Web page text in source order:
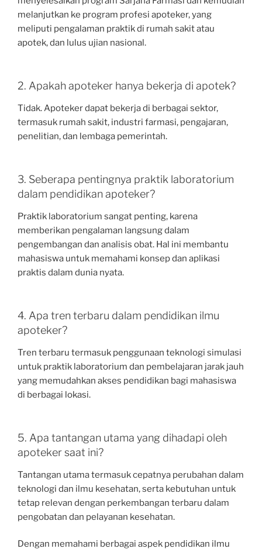
melanjutkan ke program profesi apoteker, yang
meliputi pengalaman praktik di rumah sakit atau
apotek, dan lulus ujian nasional.
2. Apakah apoteker hanya bekerja di apotek?
Tidak. Apoteker dapat bekerja di berbagai sektor,
termasuk rumah sakit, industri farmasi, pengajaran,
penelitian, dan lembaga pemerintah.
3. Seberapa pentingnya praktik laboratorium
dalam pendidikan apoteker?
Praktik laboratorium sangat penting, karena
memberikan pengalaman langsung dalam
pengembangan dan analisis obat. Hal ini membantu
mahasiswa untuk memahami konsep dan aplikasi
praktis dalam dunia nyata.
4. Apa tren terbaru dalam pendidikan ilmu
apoteker?
Tren terbaru termasuk penggunaan teknologi simulasi
untuk praktik laboratorium dan pembelajaran jarak jauh
yang memudahkan akses pendidikan bagi mahasiswa
di berbagai lokasi.
5. Apa tantangan utama yang dihadapi oleh
apoteker saat ini?
Tantangan utama termasuk cepatnya perubahan dalam
teknologi dan ilmu kesehatan, serta kebutuhan untuk
tetap relevan dengan perkembangan terbaru dalam
pengobatan dan pelayanan kesehatan.
Dengan memahami berbagai aspek pendidikan ilmu